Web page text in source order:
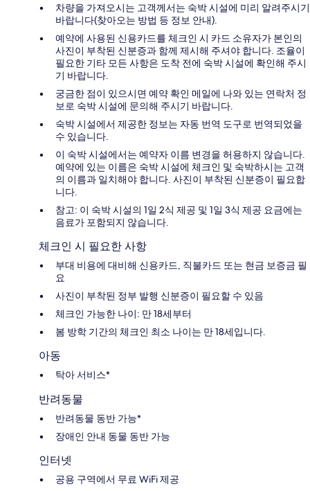
차량을 가져오시는 고객께서는 숙박 시설에 미리 알려주시기
바랍니다(찾아오는 방법 등 정보 안내).
예약에 사용된 신용카드를 체크인 시 카드 소유자가 본인의
사진이 부착된 신분증과 함께 제시해 주셔야 합니다. 조율이
필요한 기타 모든 사항은 도착 전에 숙박 시설에 확인해 주시
기 바랍니다.
궁금한 점이 있으시면 예약 확인 메일에 나와 있는 연락처 정
보로 숙박 시설에 문의해 주시기 바랍니다.
숙박 시설에서 제공한 정보는 자동 번역 도구로 번역되었을
수 있습니다.
이 숙박 시설에서는 예약자 이름 변경을 허용하지 않습니다.
예약에 있는 이름은 숙박 시설에 체크인 및 숙박하시는 고객
의 이름과 일치해야 합니다. 사진이 부착된 신분증이 필요합
니다.
참고: 이 숙박 시설의 1일 2식 제공 및 1일 3식 제공 요금에는
음료가 포함되지 않습니다.
체크인 시 필요한 사항
부대 비용에 대비해 신용카드, 직불카드 또는 현금 보증금 필
요
사진이 부착된 정부 발행 신분증이 필요할 수 있음
체크인 가능한 나이: 만 18세부터
봄 방학 기간의 체크인 최소 나이는 만 18세입니다.
아동
탁아 서비스*
반려동물
반려동물 동반 가능*
장애인 안내 동물 동반 가능
인터넷
공용 구역에서 무료 WiFi 제공